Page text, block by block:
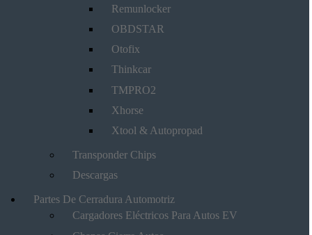
Remunlocker
OBDSTAR
Otofix
Thinkcar
TMPRO2
Xhorse
Xtool & Autopropad
Transponder Chips
Descargas
Partes De Cerradura Automotriz
Cargadores Eléctricos Para Autos EV